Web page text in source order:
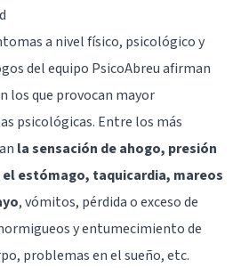
a nivel físico, psicológico y
del equipo PsicoAbreu afirman
los que provocan mayor
psicológicas. Entre los más
la sensación de ahogo, presión
el estómago, taquicardia, mareos
, vómitos, pérdida o exceso de
y entumecimiento de
problemas en el sueño, etc.